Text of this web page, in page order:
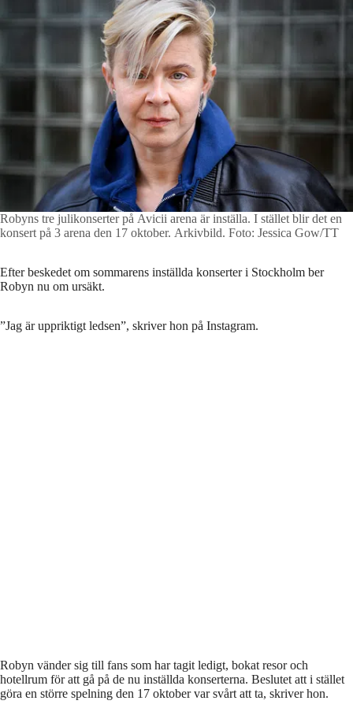
Robyns tre julikonserter på Avicii arena är inställa. I stället blir det en
konsert på 3 arena den 17 oktober. Arkivbild. Foto: Jessica Gow/TT
Efter beskedet om sommarens inställda konserter i Stockholm ber
Robyn nu om ursäkt.
”Jag är uppriktigt ledsen”, skriver hon på Instagram.
Robyn vänder sig till fans som har tagit ledigt, bokat resor och
hotellrum för att gå på de nu inställda konserterna. Beslutet att i stället
göra en större spelning den 17 oktober var svårt att ta, skriver hon.